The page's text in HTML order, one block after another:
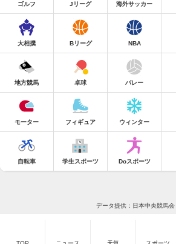
ゴルフ Jリーグ 海外サッカー
大相撲 Bリーグ NBA
地方競馬 卓球 バレー
モーター フィギュア ウィンター
自転車 学生スポーツ Doスポーツ
データ提供：日本中央競馬会